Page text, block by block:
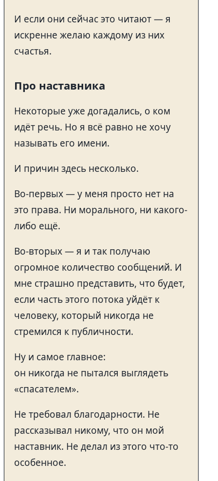
И если они сейчас это читают — я
искренне желаю каждому из них
счастья.
Про наставника
Некоторые уже догадались, о ком
идёт речь. Но я всё равно не хочу
называть его имени.
И причин здесь несколько.
Во-первых — у меня просто нет на
это права. Ни морального, ни какого-
либо ещё.
Во-вторых — я и так получаю
огромное количество сообщений. И
мне страшно представить, что будет,
если часть этого потока уйдёт к
человеку, который никогда не
стремился к публичности.
Ну и самое главное:
он никогда не пытался выглядеть
«спасателем».
Не требовал благодарности. Не
рассказывал никому, что он мой
наставник. Не делал из этого что-то
особенное.